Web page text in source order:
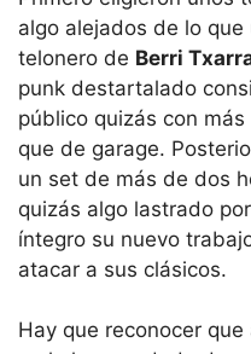
algo alejados de lo
telonero de Berri
punk destartalado
público quizás con
que de garage.
un set de más de dos
quizás algo lastrado
íntegro su nuevo
atacar a sus clásicos.
Hay que reconocer